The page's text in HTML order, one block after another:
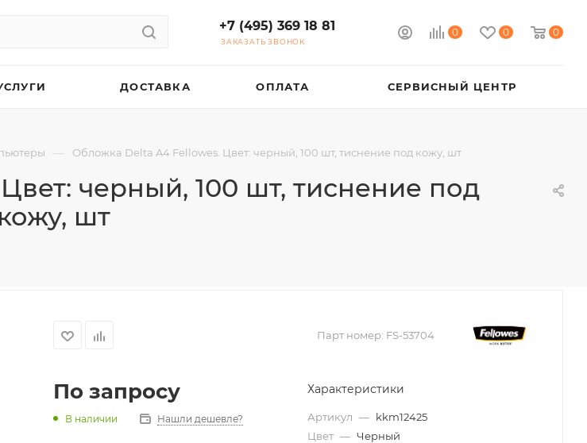
0 0 0
+7 (495) 369 18 81
ЗАКАЗАТЬ ЗВОНОК
ДОСТАВКА ОПЛАТА СЕРВИСНЫЙ ЦЕНТР
— Обложка Delta A4 Fellowes. Цвет: черный, 100 шт, тиснение под кожу, шт
черный, 100 шт, тиснение под
кожу, шт
Парт номер: FS-53704
По запросу
В наличии Нашли дешевле?
Характеристики
Артикул — kkm12425
Цвет — Черный